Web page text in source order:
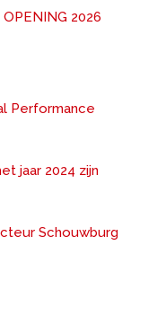
2026
Performance
jaar 2024 zijn
Schouwburg